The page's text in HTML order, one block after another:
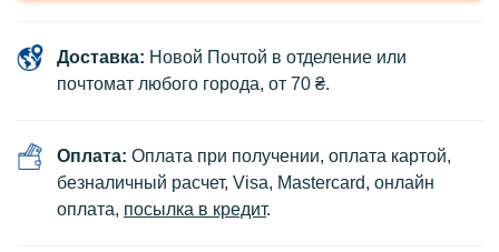
Доставка: Новой Почтой в отделение или
почтомат любого города, от 70 ₴.
Оплата: Оплата при получении, оплата картой,
безналичный расчет, Visa, Mastercard, онлайн
оплата, посылка в кредит.